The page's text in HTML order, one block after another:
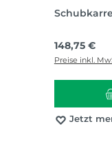
Regulärer
148,75 €
Preise inkl.
Jetzt